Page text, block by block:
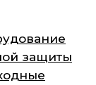
защиты